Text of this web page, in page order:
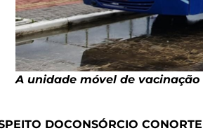
A unidade móvel de vacinação
DOCONSÓRCIO CONORTE